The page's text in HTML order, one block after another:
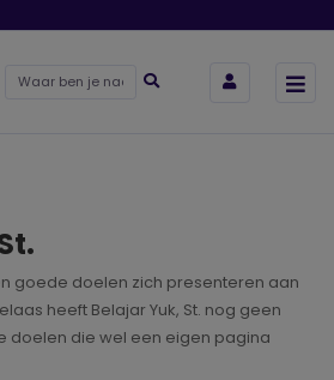
goede doelen zich presenteren aan
heeft Belajar Yuk, St. nog geen
doelen die wel een eigen pagina